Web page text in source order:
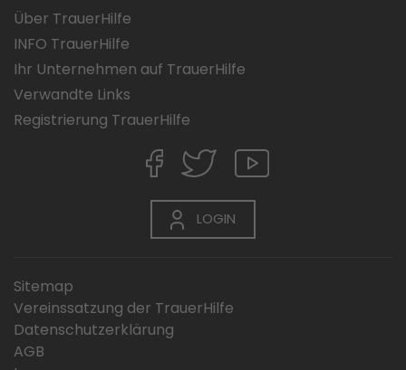
Über TrauerHilfe
INFO TrauerHilfe
Ihr Unternehmen auf TrauerHilfe
Verwandte Links
Registrierung TrauerHilfe
LOGIN
Sitemap
Vereinssatzung der TrauerHilfe
Datenschutzerklärung
AGB